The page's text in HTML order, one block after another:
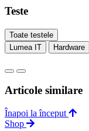
Teste
Toate testele
Lumea IT
Hardware
Articole similare
Înapoi la început
Shop